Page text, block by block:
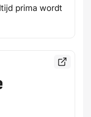
prima wordt
Bekijk